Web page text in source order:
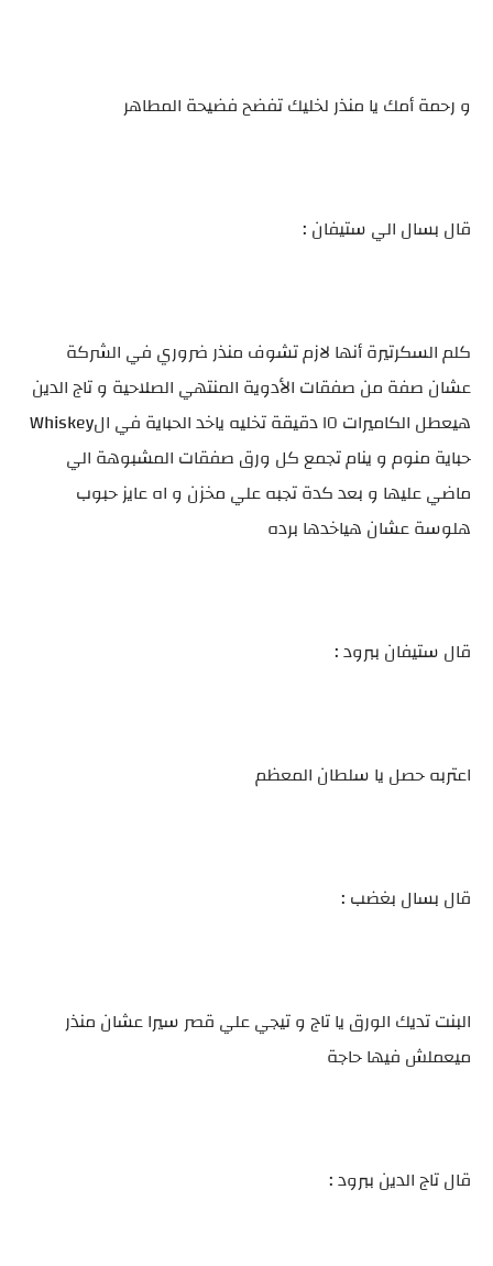
و رحمة أمك يا منذر لخليك تفضح فضيحة المطاهر
قال بسال الي ستيفان :
كلم السكرتيرة أنها لازم تشوف منذر ضروري في الشركة
عشان صفة من صفقات الأدوية المنتهي الصلاحية و تاج الدين
حباية منوم و ينام تجمع كل ورق صفقات المشبوهة الي
ماضي عليها و بعد كدة تجبه علي مخزن و اه عايز حبوب
هلوسة عشان هياخدها برده
قال ستيفان ببرود :
اعتربه حصل يا سلطان المعظم
قال بسال بغضب :
البنت تديك الورق يا تاج و تيجي علي قصر سيرا عشان منذر
ميعملش فيها حاجة
قال تاج الدين ببرود :